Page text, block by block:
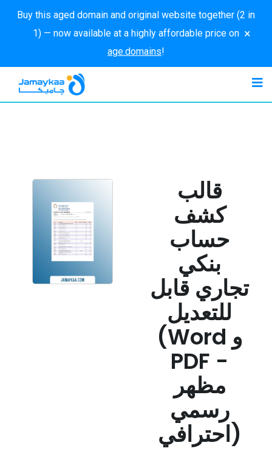
Buy this aged domain and original website together (2 in
1) — now available at a highly affordable price on
age.domains!
×
قالب
كشف
حساب
بنكي
تجاري قابل
للتعديل
(Word و
PDF -
مظهر
رسمي
احترافي)